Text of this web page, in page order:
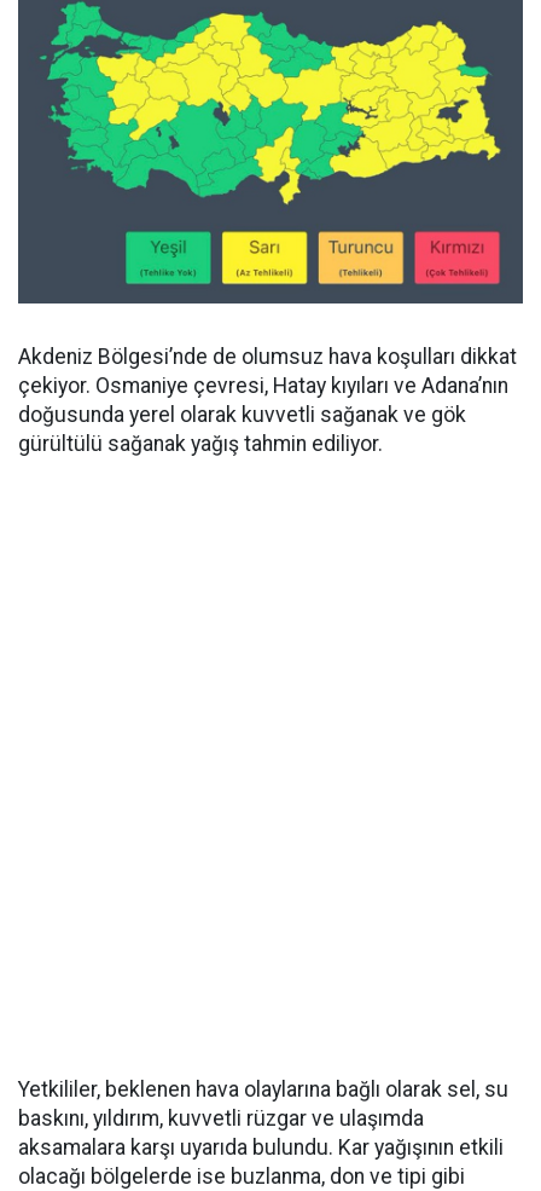
Akdeniz Bölgesi’nde de olumsuz hava koşulları dikkat
çekiyor. Osmaniye çevresi, Hatay kıyıları ve Adana’nın
doğusunda yerel olarak kuvvetli sağanak ve gök
gürültülü sağanak yağış tahmin ediliyor.
Yetkililer, beklenen hava olaylarına bağlı olarak sel, su
baskını, yıldırım, kuvvetli rüzgar ve ulaşımda
aksamalara karşı uyarıda bulundu. Kar yağışının etkili
olacağı bölgelerde ise buzlanma, don ve tipi gibi